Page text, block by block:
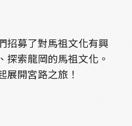
招募了對馬祖文化有興
探索龍岡的馬祖文化。
展開宮路之旅！